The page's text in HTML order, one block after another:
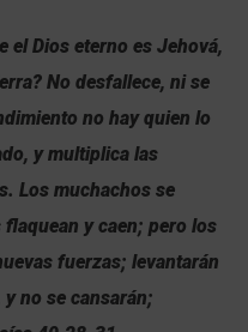
el Dios eterno es Jehová,
No desfallece, ni se
no hay quien lo
y multiplica las
Los muchachos se
y caen; pero los
fuerzas; levantarán
no se cansarán;